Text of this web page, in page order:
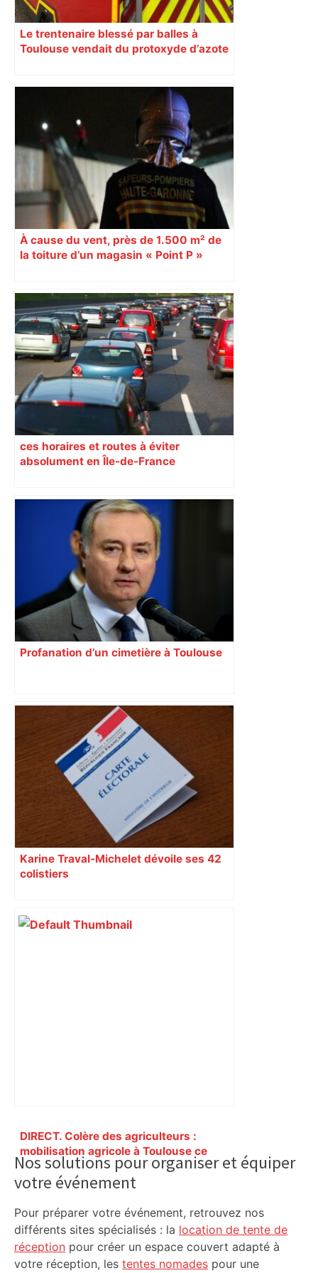
Le trentenaire blessé par balles à
Toulouse vendait du protoxyde d’azote
À cause du vent, près de 1.500 m² de
la toiture d’un magasin « Point P »
ces horaires et routes à éviter
absolument en Île-de-France
Profanation d’un cimetière à Toulouse
Karine Traval-Michelet dévoile ses 42
colistiers
DIRECT. Colère des agriculteurs :
mobilisation agricole à Toulouse ce
samedi, 113 vaches abattues en Ariège
– ladepeche.fr
Primary
Sidebar
Nos solutions pour organiser et équiper
votre événement
Pour préparer votre événement, retrouvez nos
différents sites spécialisés : la location de tente de
réception pour créer un espace couvert adapté à
votre réception, les tentes nomades pour une